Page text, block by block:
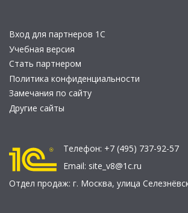
Вход для партнеров 1С
Учебная версия
Стать партнером
Политика конфиденциальности
Замечания по сайту
Другие сайты
Телефон: +7 (495) 737-92-57
Email: site_v8@1c.ru
Отдел продаж: г. Москва, улица